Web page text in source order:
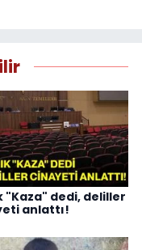
"Kaza" dedi, deliller
anlattı!